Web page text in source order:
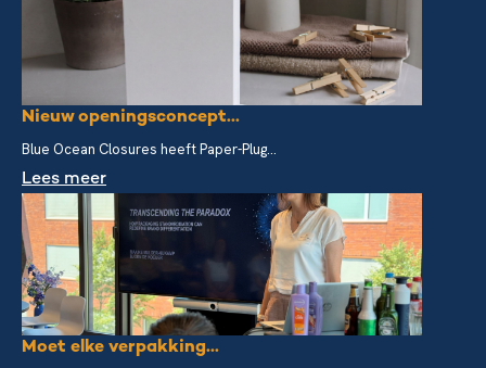
Nieuw openingsconcept...
Blue Ocean Closures heeft Paper-Plug...
Lees meer
Moet elke verpakking...